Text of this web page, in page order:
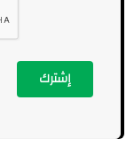
إشترك